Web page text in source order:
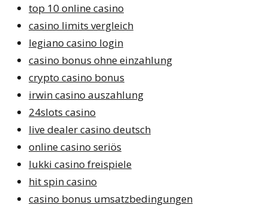
top 10 online casino
casino limits vergleich
legiano casino login
casino bonus ohne einzahlung
crypto casino bonus
irwin casino auszahlung
24slots casino
live dealer casino deutsch
online casino seriös
lukki casino freispiele
hit spin casino
casino bonus umsatzbedingungen